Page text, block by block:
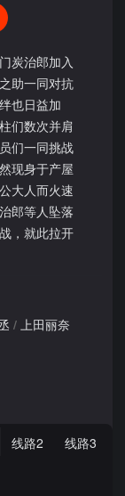
炭治郎加入
助一同对抗
也日益加
们数次并肩
们一同挑战
现身于产屋
大人而火速
郎等人坠落
，就此拉开
/ 上田丽奈
线路2 线路3